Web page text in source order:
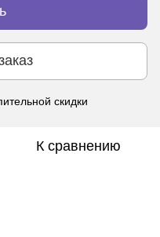
скидки
К сравнению